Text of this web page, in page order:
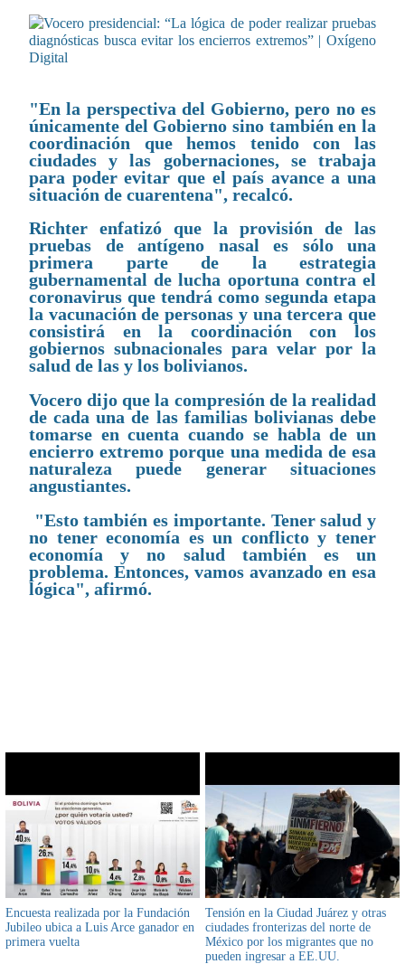
"En la perspectiva del Gobierno, pero no es
únicamente del Gobierno sino también en la
coordinación que hemos tenido con las
ciudades y las gobernaciones, se trabaja
para poder evitar que el país avance a una
situación de cuarentena", recalcó.
Richter enfatizó que la provisión de las
pruebas de antígeno nasal es sólo una
primera parte de la estrategia
gubernamental de lucha oportuna contra el
coronavirus que tendrá como segunda etapa
la vacunación de personas y una tercera que
consistirá en la coordinación con los
gobiernos subnacionales para velar por la
salud de las y los bolivianos.
Vocero dijo que la compresión de la realidad
de cada una de las familias bolivianas debe
tomarse en cuenta cuando se habla de un
encierro extremo porque una medida de esa
naturaleza puede generar situaciones
angustiantes.
"Esto también es importante. Tener salud y
no tener economía es un conflicto y tener
economía y no salud también es un
problema. Entonces, vamos avanzado en esa
lógica", afirmó.
Encuesta realizada por la Fundación
Jubileo ubica a Luis Arce ganador en
primera vuelta
Tensión en la Ciudad Juárez y otras
ciudades fronterizas del norte de
México por los migrantes que no
pueden ingresar a EE.UU.